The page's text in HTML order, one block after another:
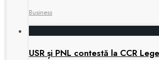
Business
USR și PNL contestă la CCR